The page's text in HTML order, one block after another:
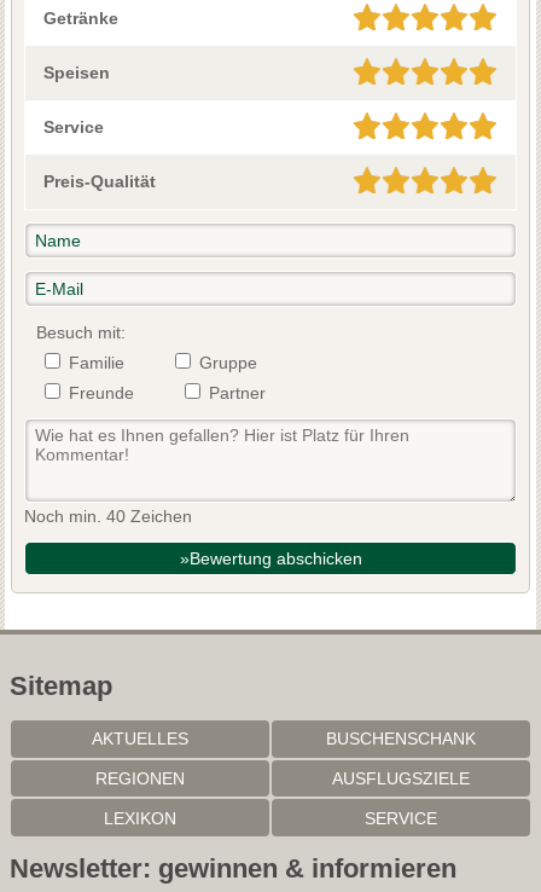
Getränke
Speisen
Service
Preis-Qualität
Besuch mit:
Familie
Gruppe
Freunde
Partner
Noch min. 40 Zeichen
»Bewertung abschicken
Sitemap
AKTUELLES BUSCHENSCHANK
REGIONEN AUSFLUGSZIELE
LEXIKON SERVICE
Newsletter: gewinnen & informieren